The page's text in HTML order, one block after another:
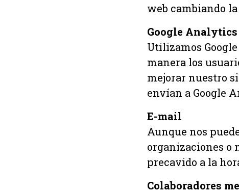
web cambiando
Google Analytics
Utilizamos
manera los
mejorar nuestro
envían a Google
E-mail
Aunque nos
organizaciones o
precavido a la
Colaboradores